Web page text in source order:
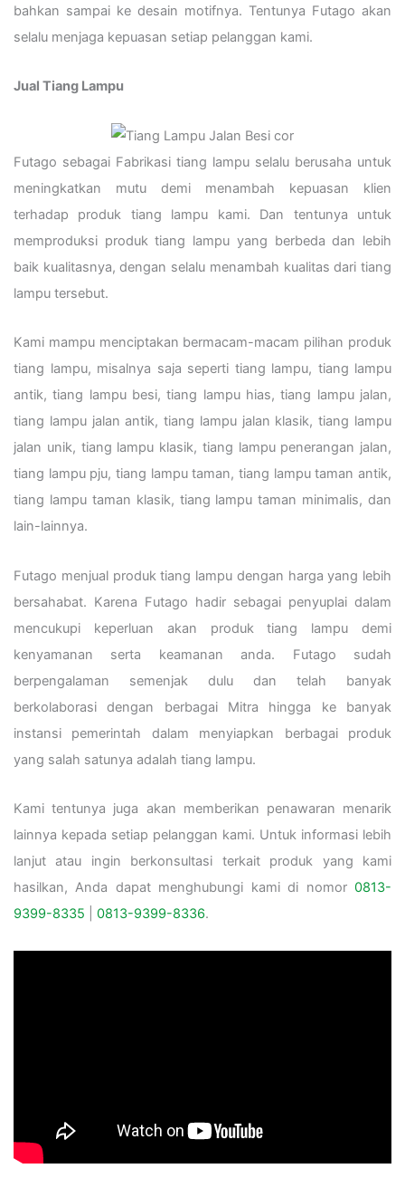
bahkan sampai ke desain motifnya. Tentunya Futago akan
selalu menjaga kepuasan setiap pelanggan kami.
Jual Tiang Lampu
Futago sebagai Fabrikasi tiang lampu selalu berusaha untuk
meningkatkan mutu demi menambah kepuasan klien
terhadap produk tiang lampu kami. Dan tentunya untuk
memproduksi produk tiang lampu yang berbeda dan lebih
baik kualitasnya, dengan selalu menambah kualitas dari tiang
lampu tersebut.
Kami mampu menciptakan bermacam-macam pilihan produk
tiang lampu, misalnya saja seperti tiang lampu, tiang lampu
antik, tiang lampu besi, tiang lampu hias, tiang lampu jalan,
tiang lampu jalan antik, tiang lampu jalan klasik, tiang lampu
jalan unik, tiang lampu klasik, tiang lampu penerangan jalan,
tiang lampu pju, tiang lampu taman, tiang lampu taman antik,
tiang lampu taman klasik, tiang lampu taman minimalis, dan
lain-lainnya.
Futago menjual produk tiang lampu dengan harga yang lebih
bersahabat. Karena Futago hadir sebagai penyuplai dalam
mencukupi keperluan akan produk tiang lampu demi
kenyamanan serta keamanan anda. Futago sudah
berpengalaman semenjak dulu dan telah banyak
berkolaborasi dengan berbagai Mitra hingga ke banyak
instansi pemerintah dalam menyiapkan berbagai produk
yang salah satunya adalah tiang lampu.
Kami tentunya juga akan memberikan penawaran menarik
lainnya kepada setiap pelanggan kami. Untuk informasi lebih
lanjut atau ingin berkonsultasi terkait produk yang kami
hasilkan, Anda dapat menghubungi kami di nomor 0813-
9399-8335
0813-9399-8336.